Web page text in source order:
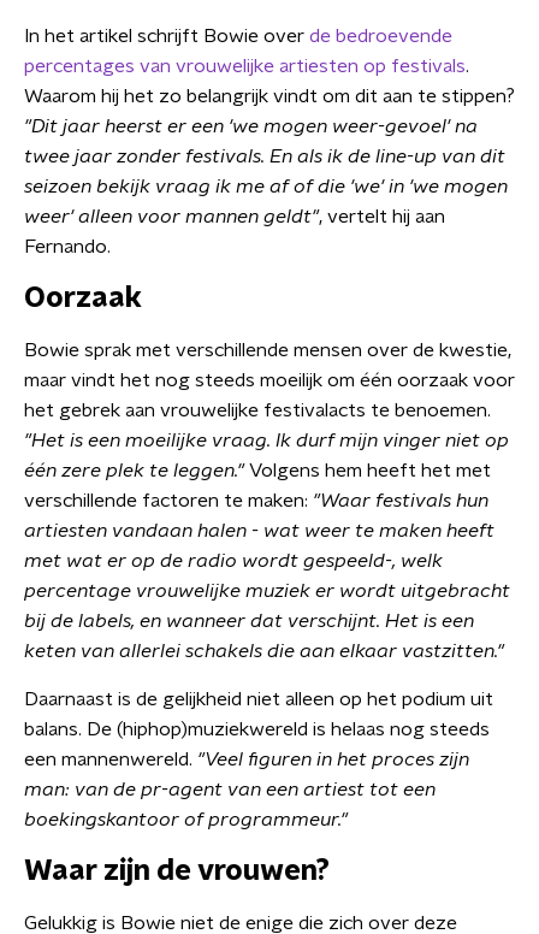
In het artikel schrijft Bowie over de bedroevende
percentages van vrouwelijke artiesten op festivals.
Waarom hij het zo belangrijk vindt om dit aan te stippen?
"Dit jaar heerst er een 'we mogen weer-gevoel' na
twee jaar zonder festivals. En als ik de line-up van dit
seizoen bekijk vraag ik me af of die 'we' in 'we mogen
weer' alleen voor mannen geldt", vertelt hij aan
Fernando.
Oorzaak
Bowie sprak met verschillende mensen over de kwestie,
maar vindt het nog steeds moeilijk om één oorzaak voor
het gebrek aan vrouwelijke festivalacts te benoemen.
"Het is een moeilijke vraag. Ik durf mijn vinger niet op
één zere plek te leggen."Volgens hem heeft het met
verschillende factoren te maken: "Waar festivals hun
artiesten vandaan halen - wat weer te maken heeft
met wat er op de radio wordt gespeeld-, welk
percentage vrouwelijke muziek er wordt uitgebracht
bij de labels, en wanneer dat verschijnt. Het is een
keten van allerlei schakels die aan elkaar vastzitten."
Daarnaast is de gelijkheid niet alleen op het podium uit
balans. De (hiphop)muziekwereld is helaas nog steeds
een mannenwereld. "Veel figuren in het proces zijn
man: van de pr-agent van een artiest tot een
boekingskantoor of programmeur."
Waar zijn de vrouwen?
Gelukkig is Bowie niet de enige die zich over deze